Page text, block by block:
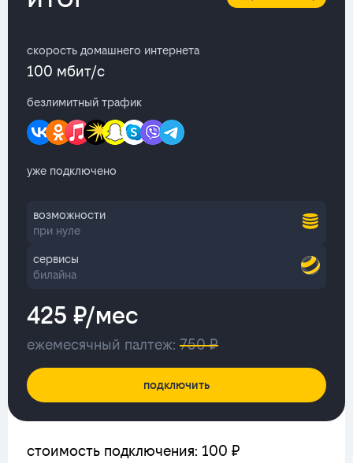
скорость домашнего интернета
100 мбит/с
безлимитный трафик
уже подключено
возможности
при нуле
сервисы
билайна
425 ₽/мес
ежемесячный палтеж: 750 ₽
подключить
стоимость подключения: 100 ₽